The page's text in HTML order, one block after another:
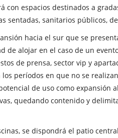
con espacios destinados a
sentadas, sanitarios públicos,
hacia el sur que se
de alojar en el caso de un
de prensa, sector vip y
períodos en que no se
de uso como expansión
quedando contenido y
se dispondrá el patio